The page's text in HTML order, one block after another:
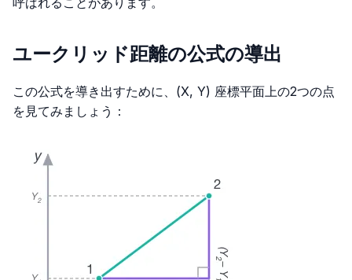
ユークリッド距離の公式の導出
この公式を導き出すために、(X, Y) 座標平面上の2つの点
を見てみましょう：